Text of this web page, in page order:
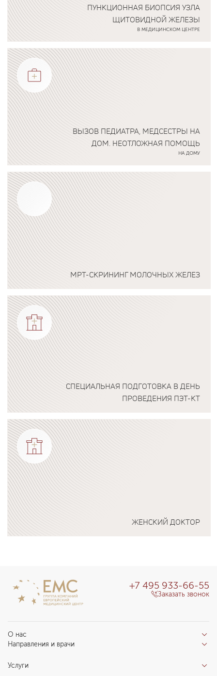
ПУНКЦИОННАЯ БИОПСИЯ УЗЛА
ЩИТОВИДНОЙ ЖЕЛЕЗЫ
В МЕДИЦИНСКОМ ЦЕНТРЕ
Подробнее о программе
ВЫЗОВ ПЕДИАТРА, МЕДСЕСТРЫ НА
ДОМ. НЕОТЛОЖНАЯ ПОМОЩЬ
НА ДОМУ
Подробнее о программе
МРТ-СКРИНИНГ МОЛОЧНЫХ ЖЕЛЕЗ
Подробнее о программе
СПЕЦИАЛЬНАЯ ПОДГОТОВКА В ДЕНЬ
ПРОВЕДЕНИЯ ПЭТ-КТ
Подробнее о программе
ЖЕНСКИЙ ДОКТОР
О нас
Отзывы пациентов
О клинике
Направления и врачи
Направления
Услуги
+7 495 933-66-55
Заказать звонок